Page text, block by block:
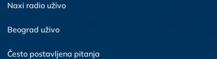
Naxi radio uživo
Beograd uživo
Često postavljena pitanja